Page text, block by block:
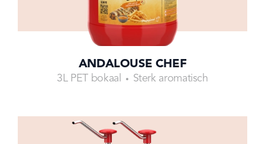
ANDALOUSE CHEF
3L PET bokaal Sterk aromatisch